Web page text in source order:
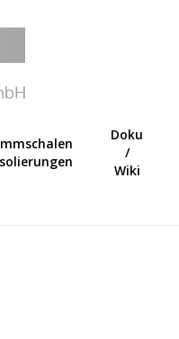
Doku
/
Wiki